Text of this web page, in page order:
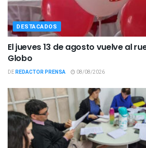
DESTACADOS
El jueves 13 de agosto vuelve al
Globo
DEREDACTOR PRENSA 08/08/2026